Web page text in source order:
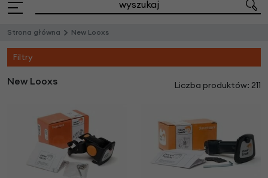
Strona główna New Looxs
Filtry
New Looxs Liczba produktów: 211